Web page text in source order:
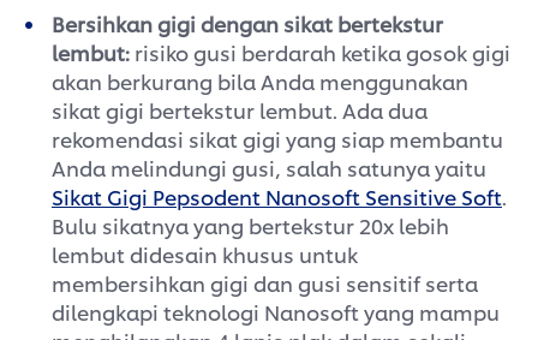
Bersihkan gigi dengan sikat bertekstur
lembut: risiko gusi berdarah ketika gosok gigi
akan berkurang bila Anda menggunakan
sikat gigi bertekstur lembut. Ada dua
rekomendasi sikat gigi yang siap membantu
Anda melindungi gusi, salah satunya yaitu
Sikat Gigi Pepsodent Nanosoft Sensitive Soft
Bulu sikatnya yang bertekstur 20x lebih
lembut didesain khusus untuk
membersihkan gigi dan gusi sensitif serta
dilengkapi teknologi Nanosoft yang mampu
menghilangkan 4 lapis plak dalam sekali